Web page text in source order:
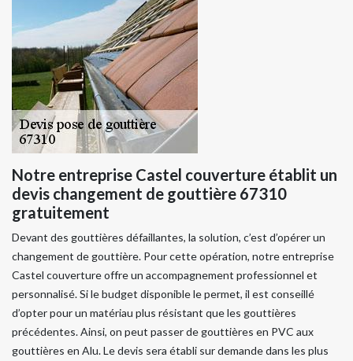
Notre entreprise Castel couverture établit un
devis changement de gouttière 67310
gratuitement
Devant des gouttières défaillantes, la solution, c’est d’opérer un
changement de gouttière. Pour cette opération, notre entreprise
Castel couverture offre un accompagnement professionnel et
personnalisé. Si le budget disponible le permet, il est conseillé
d’opter pour un matériau plus résistant que les gouttières
précédentes. Ainsi, on peut passer de gouttières en PVC aux
gouttières en Alu. Le devis sera établi sur demande dans les plus